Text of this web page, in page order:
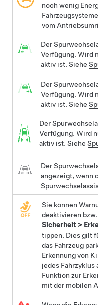
noch wenig
vom
Der
Verfügung. Wird
aktiv ist. Siehe
Der
Verfügung. Wird
aktiv ist. Siehe
Der
Verfügung. Wird
aktiv ist. Siehe
Der
angezeigt, wenn
Sie können
deaktivieren
Sicherheit >
tippen. Dies gilt
das Fahrzeug
Erkennung von
jedes
Funktion zur
mit der mobilen